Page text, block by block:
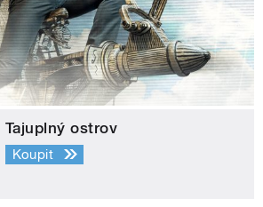
Tajuplný ostrov
Koupit